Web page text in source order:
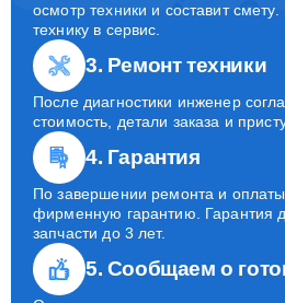
осмотр техники и составит
технику в сервис.
3. Ремонт техники
После диагностики инженер
стоимость, детали заказа и
4. Гарантия
По завершении ремонта и
фирменную гарантию. Гарантия
запчасти до 3 лет.
5. Сообщаем о